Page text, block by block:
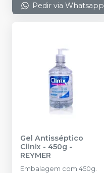
Pedir via Whatsapp
Gel Antisséptico
Clinix - 450g -
REYMER
Embalagem com 450g.